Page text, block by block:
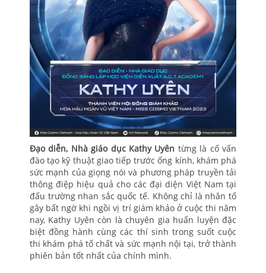
Đạo diễn, Nhà giáo dục Kathy Uyên từng là cố vấn
đào tạo kỹ thuật giao tiếp trước ống kính, khám phá
sức mạnh của giọng nói và phương pháp truyền tải
thông điệp hiệu quả cho các đại diện Việt Nam tại
đấu trường nhan sắc quốc tế. Không chỉ là nhân tố
gây bất ngờ khi ngồi vị trí giám khảo ở cuộc thi năm
nay, Kathy Uyên còn là chuyên gia huấn luyện đặc
biệt đồng hành cùng các thí sinh trong suốt cuộc
thi khám phá tố chất và sức mạnh nội tại, trở thành
phiên bản tốt nhất của chính mình.